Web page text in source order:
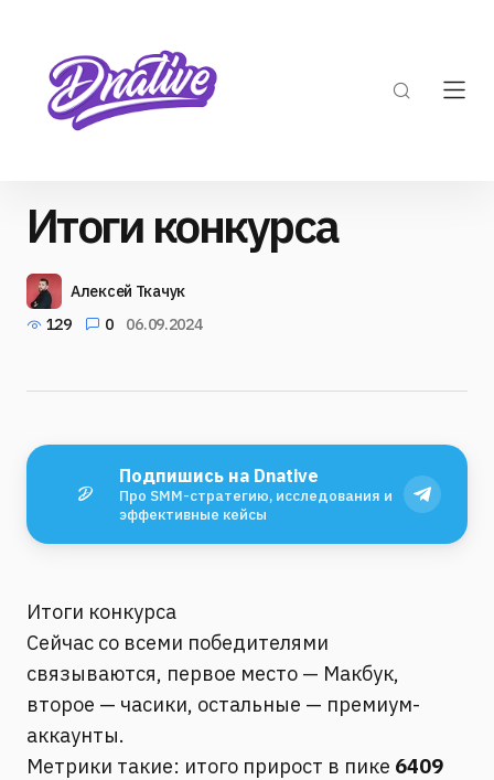
Итоги конкурса
Алексей Ткачук
129
0 06.09.2024
Подпишись на Dnative
Про SMM-стратегию, исследования и
эффективные кейсы
Итоги конкурса
Сейчас со всеми победителями
связываются, первое место — Макбук,
второе — часики, остальные — премиум-
аккаунты.
Метрики такие: итого прирост в пике 6409